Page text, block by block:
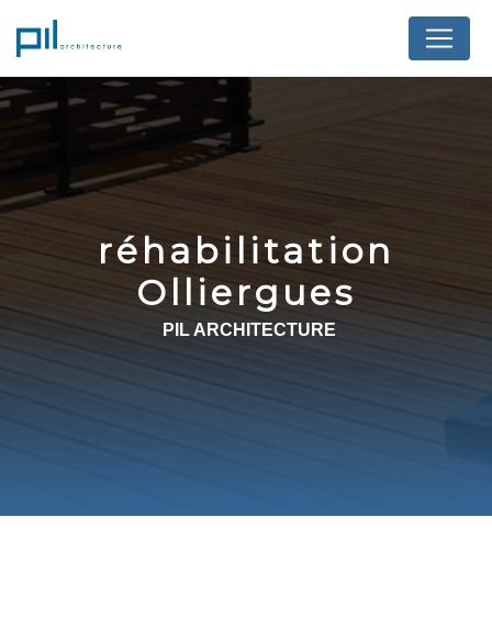
réhabilitation
Olliergues
PIL ARCHITECTURE